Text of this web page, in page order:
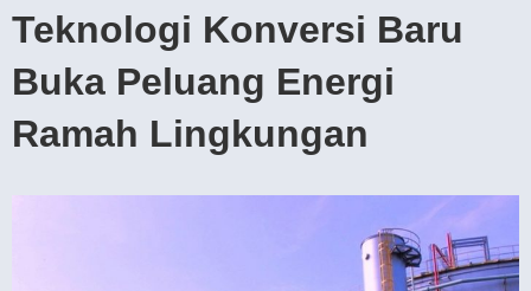
Teknologi Konversi Baru
Buka Peluang Energi
Ramah Lingkungan